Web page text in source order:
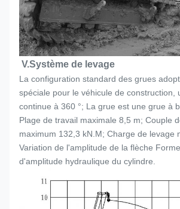
V.Système de levage
La configuration standard des grues
spéciale pour le véhicule de construction,
continue à 360 °; La grue est une grue à
Plage de travail maximale 8,5 m; Couple
maximum 132,3 kN.M; Charge de levage
Variation de l'amplitude de la flèche
d'amplitude hydraulique du cylindre.